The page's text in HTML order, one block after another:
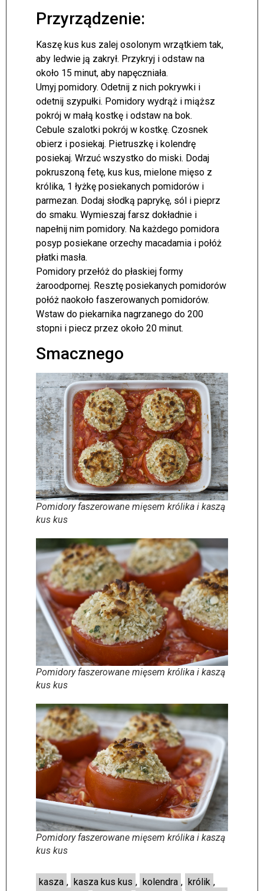
Przyrządzenie:
Kaszę kus kus zalej osolonym wrzątkiem tak,
aby ledwie ją zakrył. Przykryj i odstaw na
około 15 minut, aby napęczniała.
Umyj pomidory. Odetnij z nich pokrywki i
odetnij szypułki. Pomidory wydrąż i miąższ
pokrój w małą kostkę i odstaw na bok.
Cebule szalotki pokrój w kostkę. Czosnek
obierz i posiekaj. Pietruszkę i kolendrę
posiekaj. Wrzuć wszystko do miski. Dodaj
pokruszoną fetę, kus kus, mielone mięso z
królika, 1 łyżkę posiekanych pomidorów i
parmezan. Dodaj słodką paprykę, sól i pieprz
do smaku. Wymieszaj farsz dokładnie i
napełnij nim pomidory. Na każdego pomidora
posyp posiekane orzechy macadamia i połóż
płatki masła.
Pomidory przełóż do płaskiej formy
żaroodpornej. Resztę posiekanych pomidorów
połóż naokoło faszerowanych pomidorów.
Wstaw do piekarnika nagrzanego do 200
stopni i piecz przez około 20 minut.
Smacznego
Pomidory faszerowane mięsem królika i kaszą
kus kus
Pomidory faszerowane mięsem królika i kaszą
kus kus
Pomidory faszerowane mięsem królika i kaszą
kus kus
kasza , kasza kus kus , kolendra , królik ,